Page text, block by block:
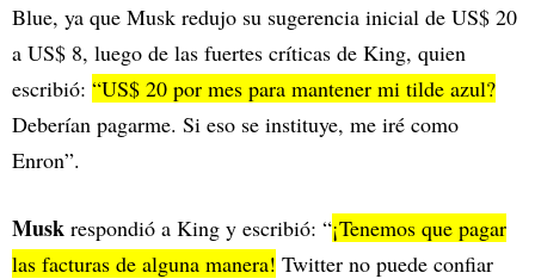
Blue, ya que Musk redujo su sugerencia inicial de US$ 20
a US$ 8, luego de las fuertes críticas de King, quien
escribió: “US$ 20 por mes para mantener mi tilde azul?
Deberían pagarme. Si eso se instituye, me iré como
Enron”.
Musk respondió a King y escribió: “¡Tenemos que pagar
las facturas de alguna manera! Twitter no puede confiar